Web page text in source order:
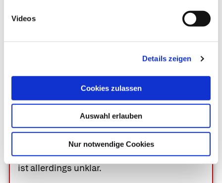
Videos
Details zeigen
Cookies zulassen
Auswahl erlauben
Nur notwendige Cookies
Fahrradfahren, Schwimmen, Bürsten- oder
ist keine Behandlung erforderlich.
Diskutiert wird ein Zusammenhang
zwischen Restless-legs-Syndrom und
Übergewicht, da übergewichtige Menschen
signifikant häufiger ein Restless-legs-
Syndrom entwickeln als schlanke. Ob eine
Gewichtsabnahme die Beschwerden lindert,
ist allerdings unklar.